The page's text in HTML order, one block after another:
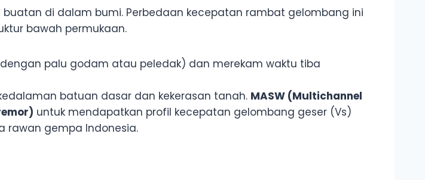
di dalam bumi. Perbedaan kecepatan rambat gelombang ini
bawah permukaan.
palu godam atau peledak) dan merekam waktu tiba
batuan dasar dan kekerasan tanah. MASW (Multichannel
untuk mendapatkan profil kecepatan gelombang geser (Vs)
rawan gempa Indonesia.